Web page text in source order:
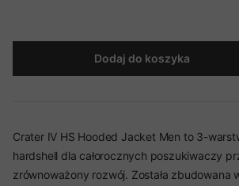
Dodaj do koszyka
Crater IV HS Hooded Jacket Men to 3-
hardshell dla całorocznych poszukiwaczy
zrównoważony rozwój. Została zbudowana